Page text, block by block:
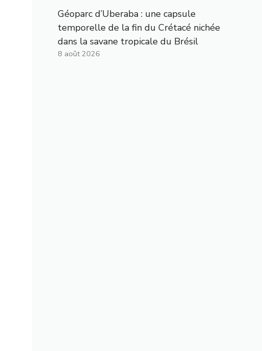
Géoparc d’Uberaba : une capsule
temporelle de la fin du Crétacé nichée
dans la savane tropicale du Brésil
8 août 2026